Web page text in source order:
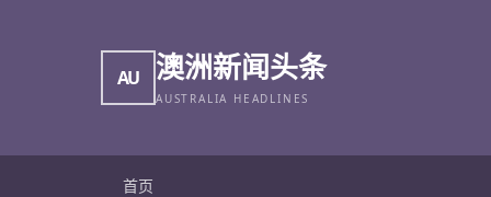
AU 澳洲新闻头条
AUSTRALIA HEADLINES
首页